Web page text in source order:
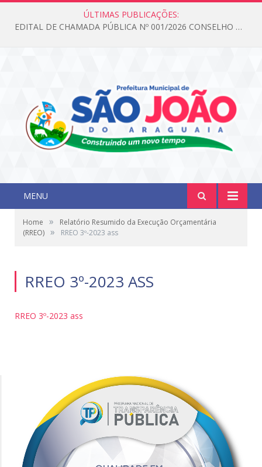
ÚLTIMAS PUBLICAÇÕES:
EDITAL DE CHAMADA PÚBLICA Nº 001/2026 CONSELHO DOS DIREITOS DA CRIANÇA E DO ADOLESCENTE
MENU
Home »
Relatório Resumido da Execução Orçamentária
(RREO) » RREO 3º-2023 ass
RREO 3º-2023 ASS
RREO 3º-2023 ass